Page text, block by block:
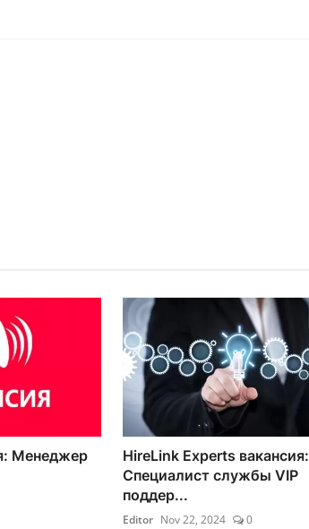
Менеджер
HireLink Experts вакансия:
Специалист службы VIP
поддер...
Editor Nov 22, 2024 0